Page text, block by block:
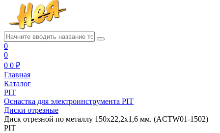
0
0
0 0 ₽
Главная
Каталог
PIT
Оснастка для электроинструмента PIT
Диски отрезные
Диск отрезной по металлу 150x22,2x1,6 мм. (ACTW01-1502)
PIT